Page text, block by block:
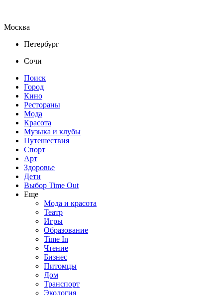
Москва
Петербург
Сочи
Поиск
Город
Кино
Рестораны
Мода
Красота
Музыка и клубы
Путешествия
Спорт
Арт
Здоровье
Дети
Выбор Time Out
Еще
Мода и красота
Театр
Игры
Образование
Time In
Чтение
Бизнес
Питомцы
Дом
Транспорт
Экология